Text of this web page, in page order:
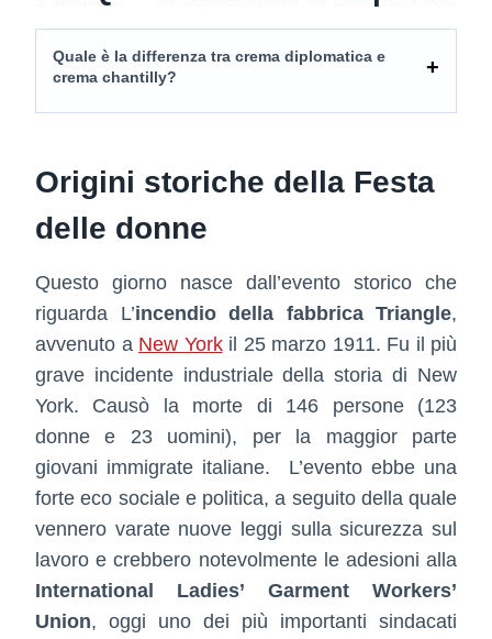
Quale è la differenza tra crema diplomatica e
crema chantilly?
Origini storiche della Festa
delle donne
Questo giorno nasce dall’evento storico che
riguarda L’incendio della fabbrica Triangle,
avvenuto a New Yorkil 25 marzo 1911. Fu il più
grave incidente industriale della storia di New
York. Causò la morte di 146 persone (123
donne e 23 uomini), per la maggior parte
giovani immigrate italiane. L’evento ebbe una
forte eco sociale e politica, a seguito della quale
vennero varate nuove leggi sulla sicurezza sul
lavoro e crebbero notevolmente le adesioni alla
International Ladies’ Garment Workers’
Union, oggi uno dei più importanti sindacati